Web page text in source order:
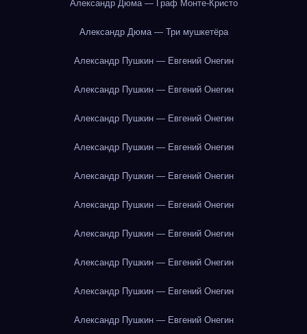
Александр Дюма — Граф Монте-Кристо
Александр Дюма — Три мушкетёра
Александр Пушкин — Евгений Онегин
Александр Пушкин — Евгений Онегин
Александр Пушкин — Евгений Онегин
Александр Пушкин — Евгений Онегин
Александр Пушкин — Евгений Онегин
Александр Пушкин — Евгений Онегин
Александр Пушкин — Евгений Онегин
Александр Пушкин — Евгений Онегин
Александр Пушкин — Евгений Онегин
Александр Пушкин — Евгений Онегин